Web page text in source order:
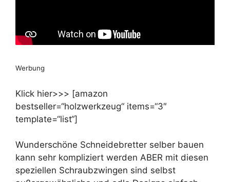
Werbung
Klick hier>>> [amazon
bestseller=“holzwerkzeug“ items=“3″
template=“list“]
Wunderschöne Schneidebretter selber bauen
kann sehr kompliziert werden ABER mit diesen
speziellen Schraubzwingen sind selbst